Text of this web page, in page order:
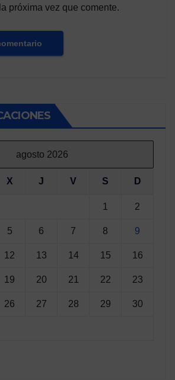
próxima vez que comente.
agosto 2026
X J V S D
1 2
5 6 7 8 9
12 13 14 15 16
19 20 21 22 23
26 27 28 29 30